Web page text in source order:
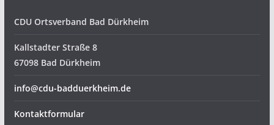
CDU Ortsverband Bad Dürkheim
Kallstadter Straße 8
67098 Bad Dürkheim
info@cdu-badduerkheim.de
Kontaktformular